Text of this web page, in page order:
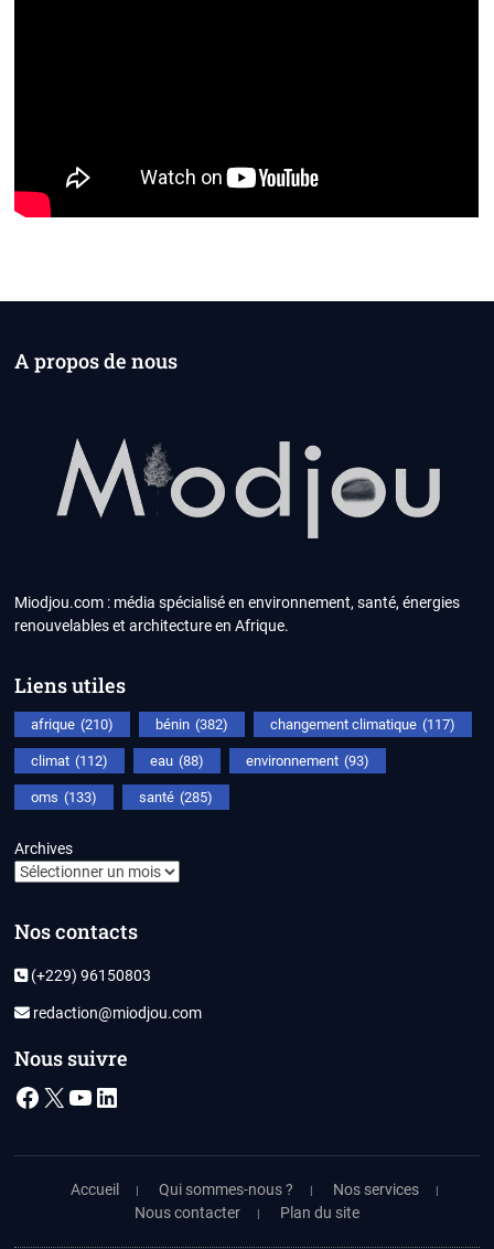
A propos de nous
Miodjou.com : média spécialisé en environnement, santé, énergies
renouvelables et architecture en Afrique.
Liens utiles
afrique (210) bénin (382) changement climatique (117)
climat (112) eau (88) environnement (93)
oms (133) santé (285)
Archives
Nos contacts
(+229) 96150803
redaction@miodjou.com
Nous suivre
Facebook
X YouTube
LinkedIn
Accueil Qui sommes-nous ?
Nos services
Nous contacter
Plan du site